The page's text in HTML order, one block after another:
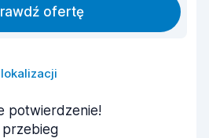
ofertę
potwierdzenie!
przebieg